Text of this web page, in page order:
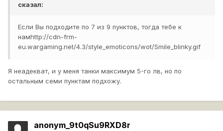
сказал:
Если Вы подходите по 7 из 9 пунктов, тогда тебе к
намhttp://cdn-frm-
eu.wargaming.net/4.3/style_emoticons/wot/Smile_blinky.gif
Я неадекват, и у меня танки максимум 5-го лв, но по
остальным семи пунктам подхожу.
anonym_9t0qSu9RXD8r